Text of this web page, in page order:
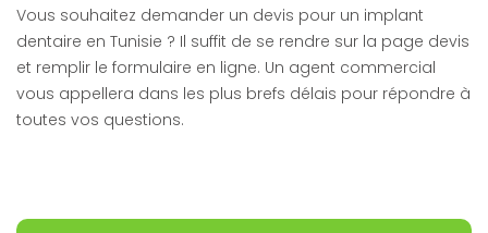
Vous souhaitez demander un devis pour un implant
dentaire en Tunisie ? Il suffit de se rendre sur la page devis
et remplir le formulaire en ligne. Un agent commercial
vous appellera dans les plus brefs délais pour répondre à
toutes vos questions.